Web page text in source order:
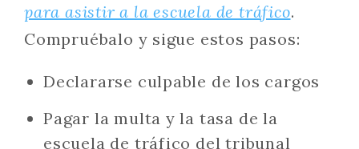
para asistir a la escuela de tráfico.
Compruébalo y sigue estos pasos:
Declararse culpable de los cargos
Pagar la multa y la tasa de la
escuela de tráfico del tribunal